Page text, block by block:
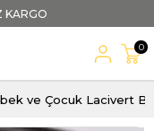
KARGO
0